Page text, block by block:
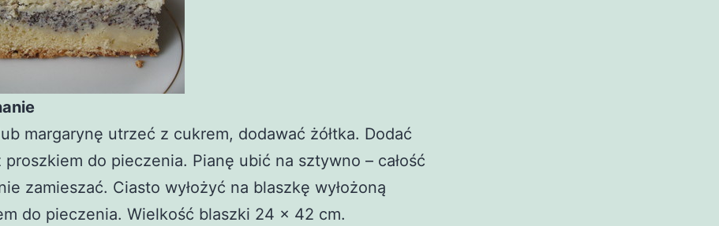
margarynę utrzeć z cukrem, dodawać żółtka. Dodać
proszkiem do pieczenia. Pianę ubić na sztywno – całość
zamieszać. Ciasto wyłożyć na blaszkę wyłożoną
do pieczenia. Wielkość blaszki 24 x 42 cm.